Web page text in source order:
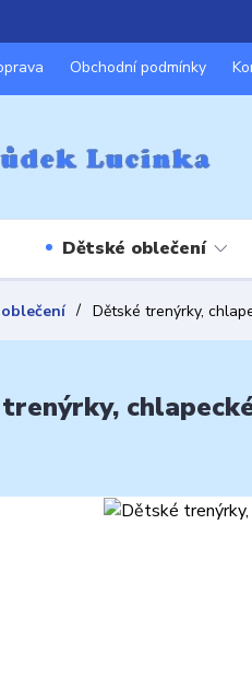
Obchodní podmínky
Dětské oblečení
Dětské trenýrky,